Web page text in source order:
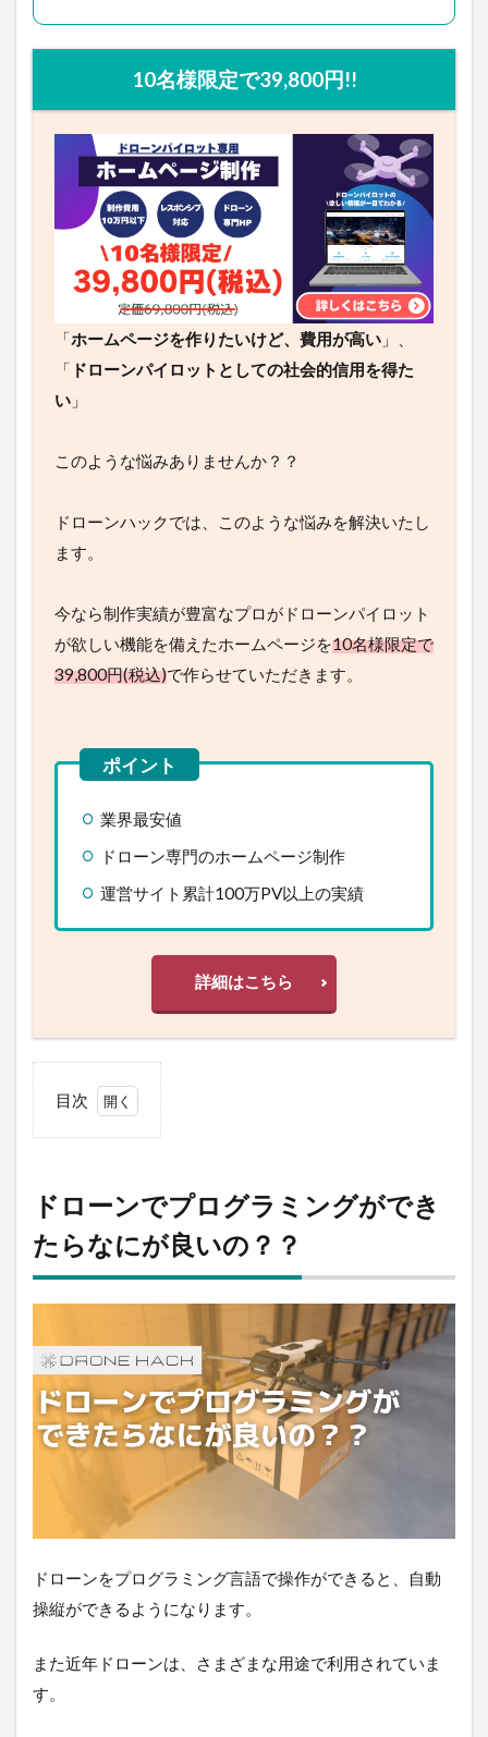
10名様限定で39,800円!!
「ホームページを作りたいけど、費用が高い 」、
「 ドローンパイロットとしての社会的信用を得た
い 」
このような悩みありませんか？？
ドローンハックでは、このような悩みを解決いたし
ます。
今なら制作実績が豊富なプロがドローンパイロット
が欲しい機能を備えたホームページを10名様限定で
39,800円(税込)で作らせていただきます。
業界最安値
ドローン専門のホームページ制作
運営サイト累計100万PV以上の実績
詳細はこちら
目次
ログラ
ミング
ができ
たらな
にが良
2
誰でも
ドロー
ンにプ
ログラ
3
ロ
ー
ン
プ
グ
ドローンでプログラミングができ
たらなにが良いの？？
ドローンをプログラミング言語で操作ができると、自動
操縦ができるようになります。
また近年ドローンは、さまざまな用途で利用されていま
す。